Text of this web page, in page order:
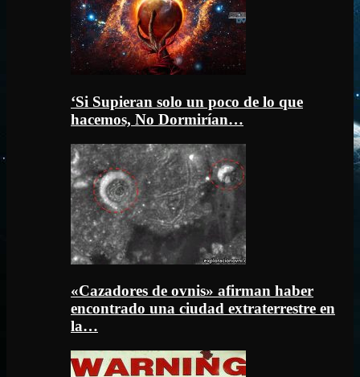
‘Si Supieran solo un poco de lo que
hacemos, No Dormirían…
«Cazadores de ovnis» afirman haber
encontrado una ciudad extraterrestre en
la…